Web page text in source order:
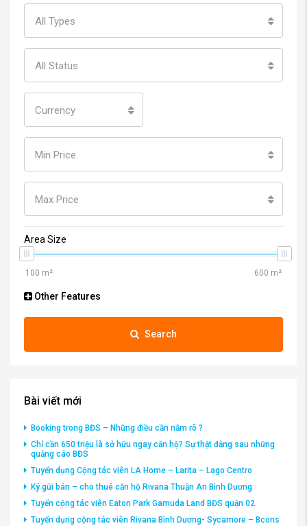
All Types
All Status
Currency
Min Price
Max Price
Area Size
Other Features
Search
Bài viết mới
Booking trong BĐS – Những điều cần nắm rõ ?
Chỉ cần 650 triệu là sở hữu ngay căn hộ? Sự thật đằng sau những
quảng cáo BĐS
Tuyển dụng Cộng tác viên LA Home – Larita – Lago Centro
Ký gửi bán – cho thuê căn hộ Rivana Thuận An Bình Dương
Tuyển cộng tác viên Eaton Park Gamuda Land BĐS quận 02
Tuyển dụng cộng tác viên Rivana Bình Dương- Sycamore – Bcons